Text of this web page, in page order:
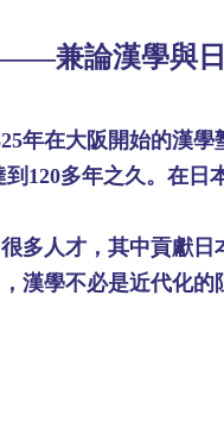
――兼論漢學與
在大阪開始的漢學
120多年之久。在
人才，其中貢獻日
漢學不必是近代化